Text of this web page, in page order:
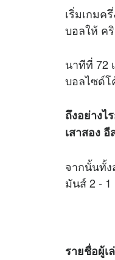
เริ่มเกมค
บอลให้ ค
นาทีที่ 72
บอลไซด์โ
ถึงอย่างไ
เสาสอง
จากนั้นทั้ง
มันส์ 2 - 1
รายชื่อผู้เ